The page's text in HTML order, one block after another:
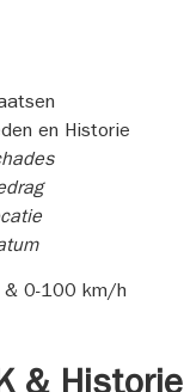
en Historie
& 0-100 km/h